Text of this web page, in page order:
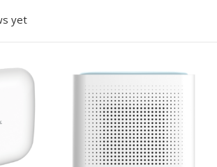
yet